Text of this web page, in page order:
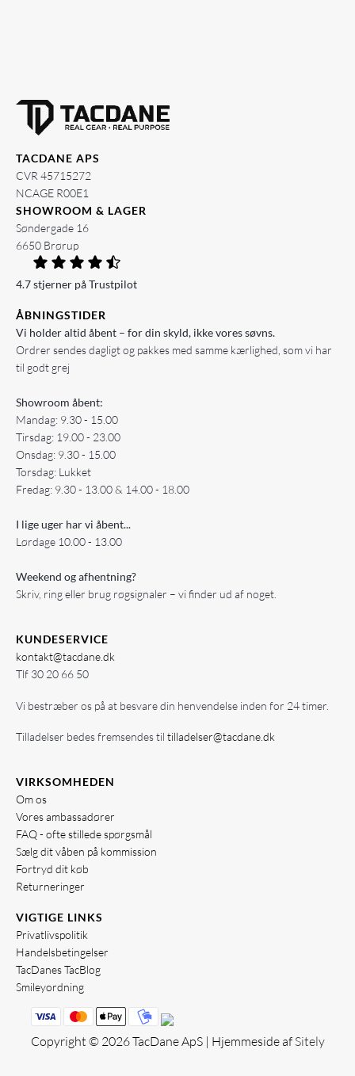
TACDANE APS
CVR 45715272
NCAGE R00E1
SHOWROOM & LAGER
Søndergade 16
6650 Brørup
4.7 stjerner på Trustpilot
ÅBNINGSTIDER
Vi holder altid åbent – for din skyld, ikke vores søvns.
Ordrer sendes dagligt og pakkes med samme kærlighed, som vi har
til godt grej
Showroom åbent:
Mandag: 9.30 - 15.00
Tirsdag: 19.00 - 23.00
Onsdag: 9.30 - 15.00
Torsdag: Lukket
Fredag: 9.30 - 13.00 & 14.00 - 18.00
I lige uger har vi åbent...
Lørdage 10.00 - 13.00
Weekend og afhentning?
Skriv, ring eller brug røgsignaler – vi finder ud af noget.
KUNDESERVICE
kontakt@tacdane.dk
Tlf 30 20 66 50
Vi bestræber os på at besvare din henvendelse inden for 24 timer.
Tilladelser bedes fremsendes til tilladelser@tacdane.dk
VIRKSOMHEDEN
Om os
Vores ambassadører
FAQ - ofte stillede spørgsmål
Sælg dit våben på kommission
Fortryd dit køb
Returneringer
VIGTIGE LINKS
Privatlivspolitik
Handelsbetingelser
TacDanes TacBlog
Smileyordning
Copyright © 2026 TacDane ApS | Hjemmeside af Sitely